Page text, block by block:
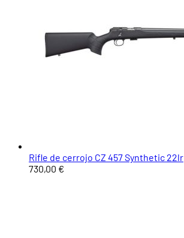
Rifle de cerrojo CZ 457 Synthetic 22lr
730,00 €